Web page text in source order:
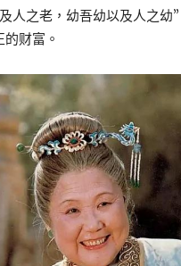
人之老，幼吾幼以及人之幼
财富。